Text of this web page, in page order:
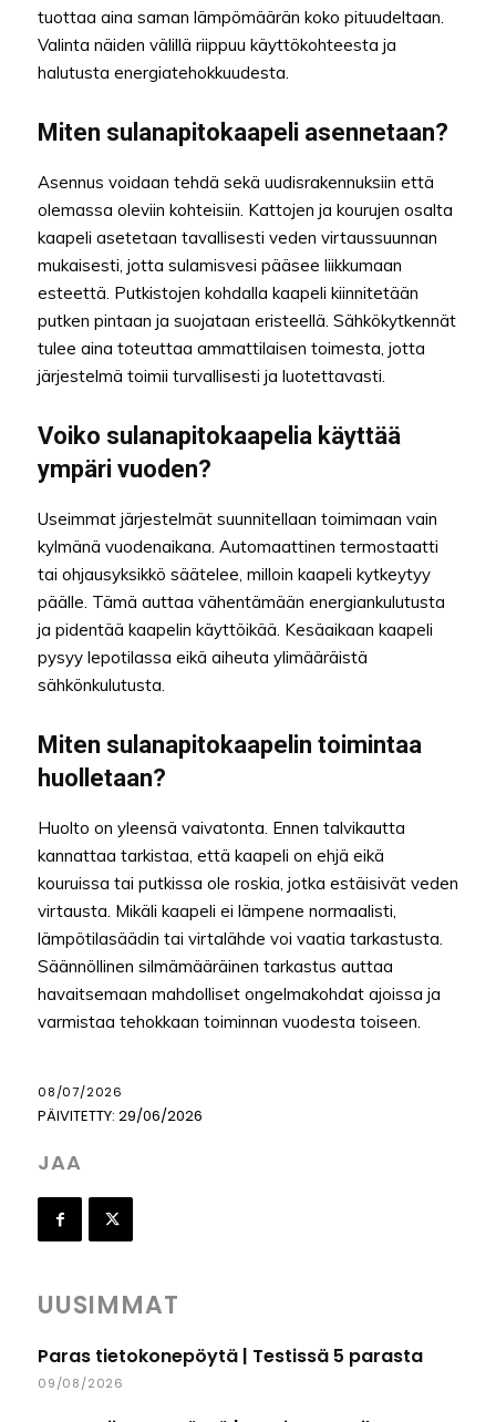
tuottaa aina saman lämpömäärän koko pituudeltaan.
Valinta näiden välillä riippuu käyttökohteesta ja
halutusta energiatehokkuudesta.
Miten sulanapitokaapeli asennetaan?
Asennus voidaan tehdä sekä uudisrakennuksiin että
olemassa oleviin kohteisiin. Kattojen ja kourujen osalta
kaapeli asetetaan tavallisesti veden virtaussuunnan
mukaisesti, jotta sulamisvesi pääsee liikkumaan
esteettä. Putkistojen kohdalla kaapeli kiinnitetään
putken pintaan ja suojataan eristeellä. Sähkökytkennät
tulee aina toteuttaa ammattilaisen toimesta, jotta
järjestelmä toimii turvallisesti ja luotettavasti.
Voiko sulanapitokaapelia käyttää
ympäri vuoden?
Useimmat järjestelmät suunnitellaan toimimaan vain
kylmänä vuodenaikana. Automaattinen termostaatti
tai ohjausyksikkö säätelee, milloin kaapeli kytkeytyy
päälle. Tämä auttaa vähentämään energiankulutusta
ja pidentää kaapelin käyttöikää. Kesäaikaan kaapeli
pysyy lepotilassa eikä aiheuta ylimääräistä
sähkönkulutusta.
Miten sulanapitokaapelin toimintaa
huolletaan?
Huolto on yleensä vaivatonta. Ennen talvikautta
kannattaa tarkistaa, että kaapeli on ehjä eikä
kouruissa tai putkissa ole roskia, jotka estäisivät veden
virtausta. Mikäli kaapeli ei lämpene normaalisti,
lämpötilasäädin tai virtalähde voi vaatia tarkastusta.
Säännöllinen silmämääräinen tarkastus auttaa
havaitsemaan mahdolliset ongelmakohdat ajoissa ja
varmistaa tehokkaan toiminnan vuodesta toiseen.
08/07/2026
PÄIVITETTY: 29/06/2026
JAA
UUSIMMAT
Paras tietokonepöytä | Testissä 5 parasta
09/08/2026